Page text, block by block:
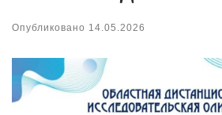
Опубликовано 14.05.2026